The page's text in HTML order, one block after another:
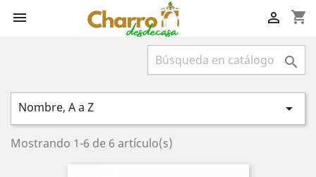
 shopping_cart


Nombre, A a Z 
Mostrando 1-6 de 6 artículo(s)